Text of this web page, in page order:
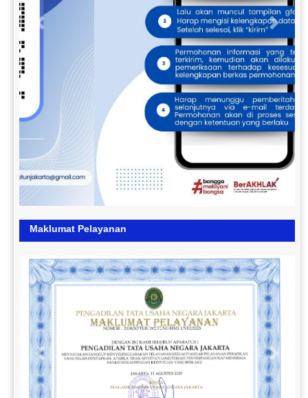
Previous Next
Maklumat Pelayanan
Previous Next